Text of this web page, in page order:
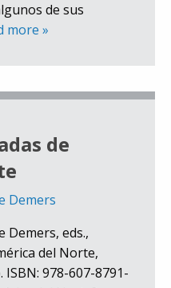
de sus
more »
de
Demers
Demers, eds.,
del Norte,
ISBN: 978-607-8791-